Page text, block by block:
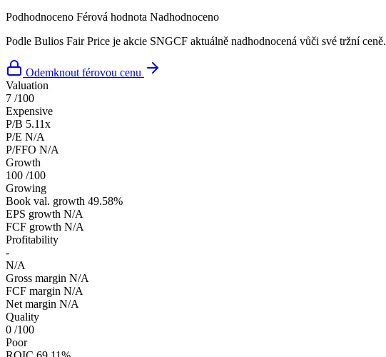
Podhodnoceno Férová hodnota Nadhodnoceno
Podle Bulios Fair Price je akcie SNGCF aktuálně nadhodnocená vůči své tržní ceně.
Odemknout férovou cenu
Valuation
7 /100
Expensive
P/B 5.11x
P/E N/A
P/FFO N/A
Growth
100 /100
Growing
Book val. growth 49.58%
EPS growth N/A
FCF growth N/A
Profitability
-
N/A
Gross margin N/A
FCF margin N/A
Net margin N/A
Quality
0 /100
Poor